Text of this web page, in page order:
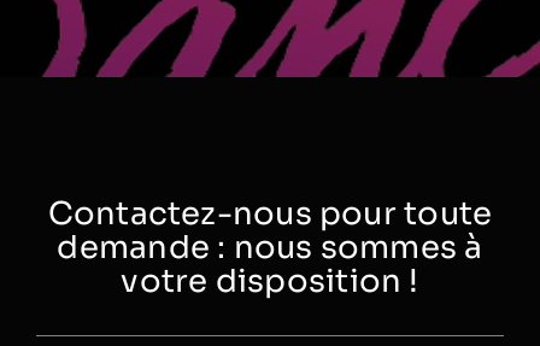
Contactez-nous pour toute
demande : nous sommes à
votre disposition !